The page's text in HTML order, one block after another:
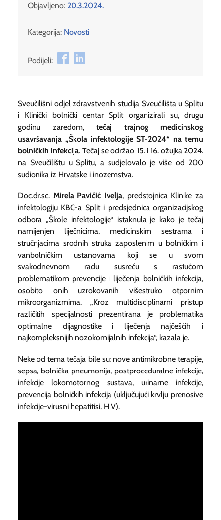
Objavljeno: 20.3.2024.
Kategorija: Novosti
Podijeli:
Sveučilišni odjel zdravstvenih studija Sveučilišta u Splitu
i Klinički bolnički centar Split organizirali su, drugu
godinu zaredom, tečaj trajnog medicinskog
usavršavanja „Škola infektologije ST-2024“ na temu
bolničkih infekcija. Tečaj se održao 15. i 16. ožujka 2024.
na Sveučilištu u Splitu, a sudjelovalo je više od 200
sudionika iz Hrvatske i inozemstva.
Doc.dr.sc. Mirela Pavičić Ivelja, predstojnica Klinike za
infektologiju KBC-a Split i predsjednica organizacijskog
odbora „Škole infektologije“ istaknula je kako je tečaj
namijenjen liječnicima, medicinskim sestrama i
stručnjacima srodnih struka zaposlenim u bolničkim i
vanbolničkim ustanovama koji se u svom
svakodnevnom radu susreću s rastućom
problematikom prevencije i liječenja bolničkih infekcija,
osobito onih uzrokovanih višestruko otpornim
mikroorganizmima. „Kroz multidisciplinarni pristup
različitih specijalnosti prezentirana je problematika
optimalne dijagnostike i liječenja najčešćih i
najkompleksnijih nozokomijalnih infekcija“, kazala je.
Neke od tema tečaja bile su: nove antimikrobne terapije,
sepsa, bolnička pneumonija, postproceduralne infekcije,
infekcije lokomotornog sustava, urinarne infekcije,
prevencija bolničkih infekcija (uključujući krvlju prenosive
infekcije-virusni hepatitisi, HIV).